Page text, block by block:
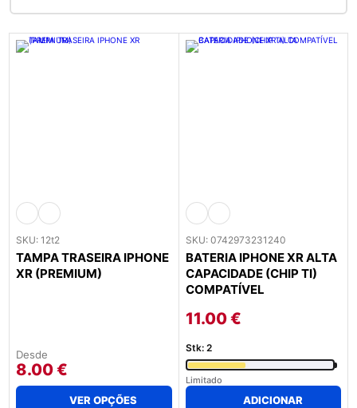
maior
SKU: 12t2
TAMPA TRASEIRA IPHONE
XR (PREMIUM)
Desde
8.00€
VER OPÇÕES
This
product
has
SKU: 0742973231240
BATERIA IPHONE XR ALTA
CAPACIDADE (CHIP TI)
COMPATÍVEL
11.00€
Stk: 2
Limitado
ADICIONAR